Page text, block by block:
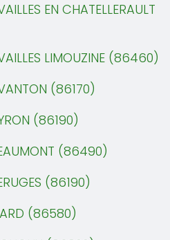
EN CHATELLERAULT
LIMOUZINE (86460)
(86170)
(86190)
(86490)
(86190)
(86580)